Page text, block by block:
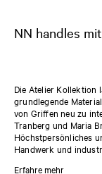
NN handles
Die Atelier Kollektion
grundlegende
von Griffen neu zu
Tranberg und Maria
Höchstpersönliches
Handwerk und
Nina Nørgaard hat
Erfahre mehr